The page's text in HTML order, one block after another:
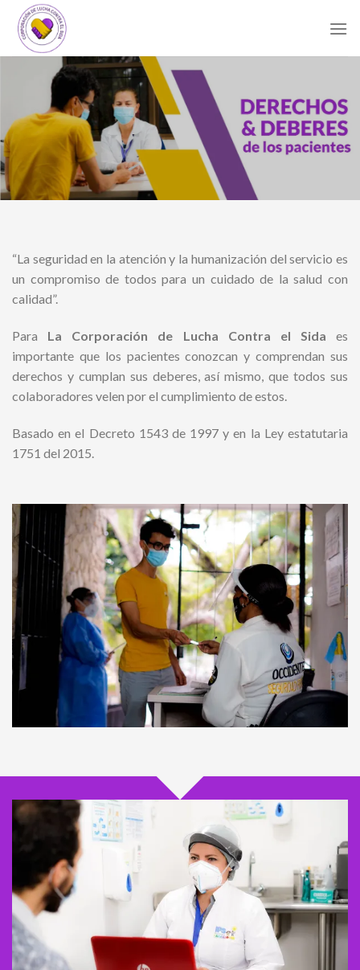
Skip
content
“La seguridad en la atención y la humanización del servicio es
un compromiso de todos para un cuidado de la salud con
calidad”.
Para La Corporación de Lucha Contra el Sida es
importante que los pacientes conozcan y comprendan sus
derechos y cumplan sus deberes, así mismo, que todos sus
colaboradores velen por el cumplimiento de estos.
Basado en el Decreto 1543 de 1997 y en la Ley estatutaria
1751 del 2015.